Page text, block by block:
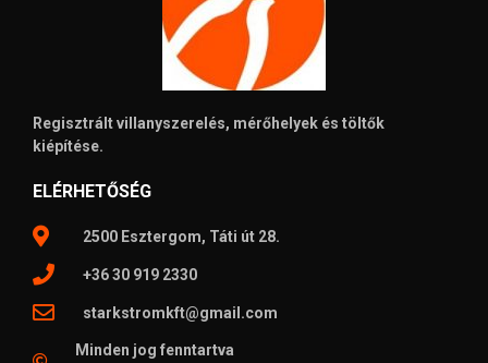
Regisztrált villanyszerelés, mérőhelyek és töltők
kiépítése.
ELÉRHETŐSÉG
2500 Esztergom, Táti út 28.
+36 30 919 2330
starkstromkft@gmail.com
Minden jog fenntartva